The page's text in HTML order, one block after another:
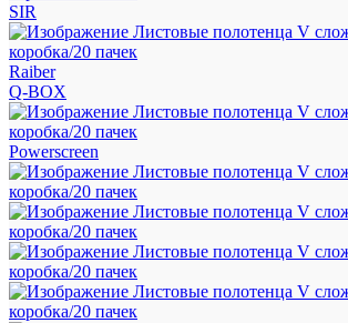
SIR
Raiber
Q-BOX
Powerscreen